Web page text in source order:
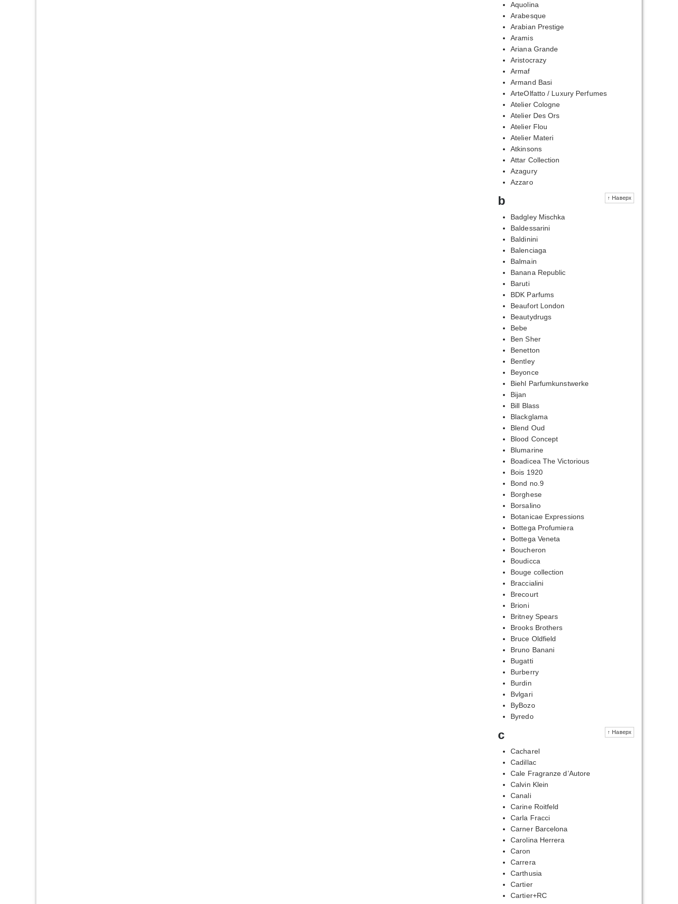
Aquolina
Arabesque
Arabian Prestige
Aramis
Ariana Grande
Aristocrazy
Armaf
Armand Basi
ArteOlfatto / Luxury Perfumes
Atelier Cologne
Atelier Des Ors
Atelier Flou
Atelier Materi
Atkinsons
Attar Collection
Azagury
Azzaro
↑ Наверх
b
Badgley Mischka
Baldessarini
Baldinini
Balenciaga
Balmain
Banana Republic
Baruti
BDK Parfums
Beaufort London
Beautydrugs
Bebe
Ben Sher
Benetton
Bentley
Beyonce
Biehl Parfumkunstwerke
Bijan
Bill Blass
Blackglama
Blend Oud
Blood Concept
Blumarine
Boadicea The Victorious
Bois 1920
Bond no.9
Borghese
Borsalino
Botanicae Expressions
Bottega Profumiera
Bottega Veneta
Boucheron
Boudicca
Bouge collection
Braccialini
Brecourt
Brioni
Britney Spears
Brooks Brothers
Bruce Oldfield
Bruno Banani
Bugatti
Burberry
Burdin
Bvlgari
ByBozo
Byredo
↑ Наверх
c
Cacharel
Cadillac
Cale Fragranze d’Autore
Calvin Klein
Canali
Carine Roitfeld
Carla Fracci
Carner Barcelona
Carolina Herrera
Caron
Carrera
Carthusia
Cartier
Cartier+RC